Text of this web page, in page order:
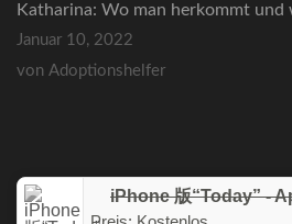
Katharina: Wo man herkommt
Januar 10, 2022
von Adoptionshelfer
iPhone 版“Today” -